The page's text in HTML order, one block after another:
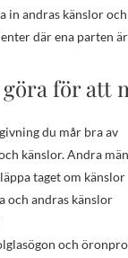
in andras känslor
där ena parten
för att
du mår bra av
känslor. Andra
taget om känslor
och andras känslor
och